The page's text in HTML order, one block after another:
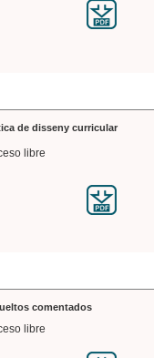
de disseny curricular
libre
comentados
libre